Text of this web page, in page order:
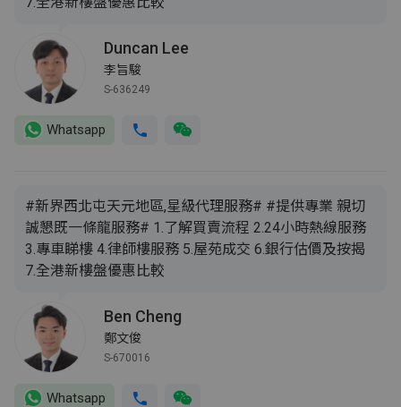
Duncan Lee
李旨駿
S-636249
Whatsapp
#新界西北屯天元地區,星級代理服務# #提供專業 親切
誠懇既一條龍服務# 1.了解買賣流程 2.24小時熱線服務
3.專車睇樓 4.律師樓服務 5.屋苑成交 6.銀行估價及按揭
7.全港新樓盤優惠比較
Ben Cheng
鄭文俊
S-670016
Whatsapp